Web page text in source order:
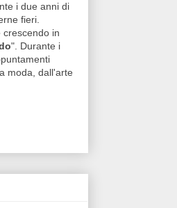
i due anni di
fieri.
in
". Durante i
moda, dall'arte